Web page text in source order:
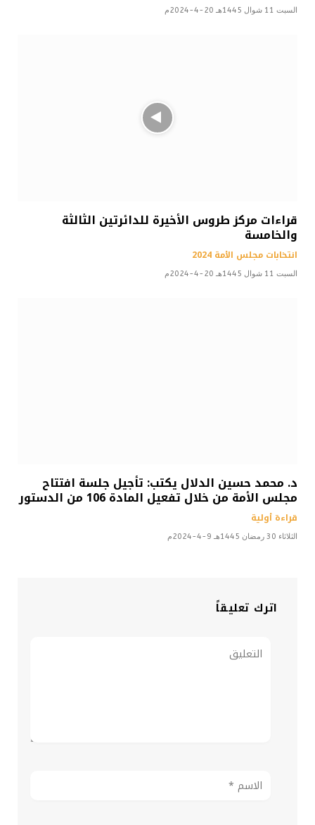
السبت 11 شوال 1445هـ 20-4-2024م
قراءات مركز طروس الأخيرة للدائرتين الثالثة
والخامسة
انتخابات مجلس الأمة 2024
السبت 11 شوال 1445هـ 20-4-2024م
د. محمد حسين الدلال يكتب: تأجيل جلسة افتتاح
مجلس الأمة من خلال تفعيل المادة 106 من الدستور
قراءة أولية
الثلاثاء 30 رمضان 1445هـ 9-4-2024م
اترك تعليقاً